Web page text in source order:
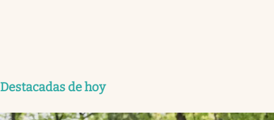
Destacadas de hoy